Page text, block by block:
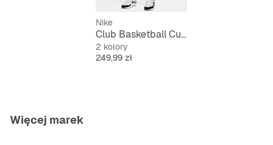
Nike
Club Basketball Cuff Pant
2 kolory
Cena
249,99 zł
Więcej marek